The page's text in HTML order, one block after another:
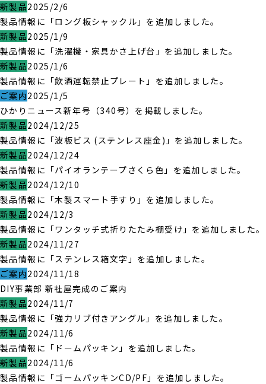
新製品2025/2/6
製品情報に「ロング板シャックル」を追加しました。
新製品2025/1/9
製品情報に「洗濯機・家具かさ上げ台」を追加しました。
新製品2025/1/6
製品情報に「飲酒運転禁止プレート」を追加しました。
ご案内2025/1/5
ひかりニュース新年号（340号）を掲載しました。
新製品2024/12/25
製品情報に「波板ビス (ステンレス座金)」を追加しました。
新製品2024/12/24
製品情報に「パイオランテープさくら色」を追加しました。
新製品2024/12/10
製品情報に「木製スマート手すり」を追加しました。
新製品2024/12/3
製品情報に「ワンタッチ式折りたたみ棚受け」を追加しました。
新製品2024/11/27
製品情報に「ステンレス箱文字」を追加しました。
ご案内2024/11/18
DIY事業部 新社屋完成のご案内
新製品2024/11/7
製品情報に「強力リブ付きアングル」を追加しました。
新製品2024/11/6
製品情報に「ドームパッキン」を追加しました。
新製品2024/11/6
製品情報に「ゴームパッキンCD/PF」を追加しました。